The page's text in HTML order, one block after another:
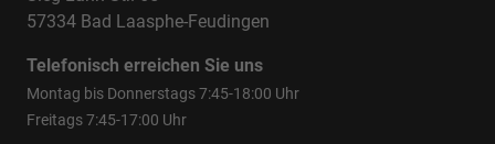
57334 Bad Laasphe-Feudingen
Telefonisch erreichen Sie uns
Montag bis Donnerstags 7:45-18:00 Uhr
Freitags 7:45-17:00 Uhr